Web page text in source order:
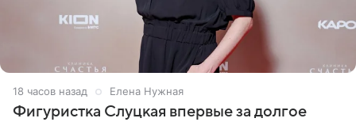
18 часов назад Елена Нужная
Фигуристка Слуцкая впервые за долгое